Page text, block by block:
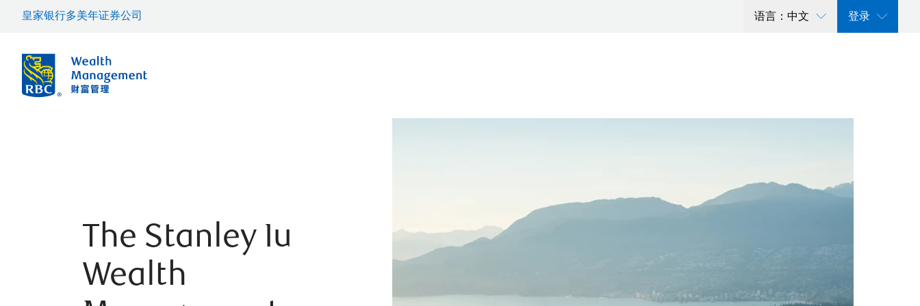
皇家银行多美年证券公司 语言：中文 登录
The Stanley Iu
Wealth